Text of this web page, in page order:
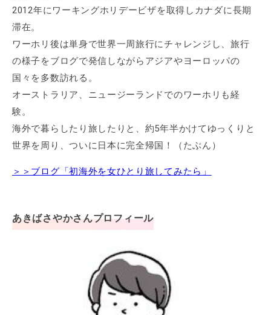
2012年にワーキングホリデービザを取得しカナダに長期
滞在。
ワーホリ後は単身で世界一周旅行にチャレンジし、旅行
の様子をブログで発信しながらアジアやヨーロッパの
国々を多数訪れる。
オーストラリア、ニュージーランドでのワーホリも経
験。
海外で暮らしたり旅したりと、約5年半かけてゆっくりと
世界を周り、ついに日本に完全帰国！（たぶん）
＞＞ブログ「初海外を女ひとり旅してみたら」
あきばさやかさんプロフィール